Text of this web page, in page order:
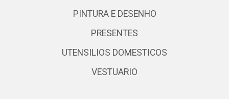
PINTURA E DESENHO
PRESENTES
UTENSILIOS DOMESTICOS
VESTUARIO